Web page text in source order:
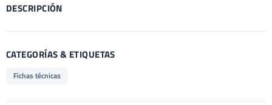
DESCRIPCIÓN
CATEGORÍAS & ETIQUETAS
Fichas técnicas